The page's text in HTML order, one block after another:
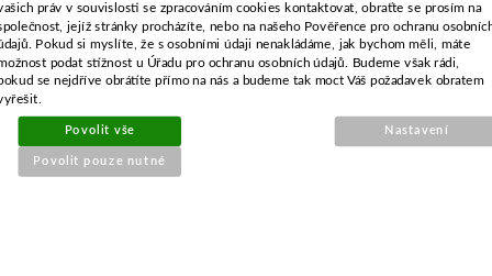
výška filtru-53 mm
MTD, Craftsman, Huskee, Troy Bilt, Cub Cadet,
Murray, Yard Machines, Yard Man, Troy-Bilt
LONCIN 100004088-0001
práv v souvislosti se zpracováním cookies kontaktovat, obraťte se prosím na
jejíž stránky procházíte, nebo na našeho Pověřence pro ochranu
Pokud si myslíte, že s osobními údaji nenakládáme, jak bychom měli, máte
podat stížnost u Úřadu pro ochranu osobních údajů. Budeme však rádi,
se nejdříve obrátíte přímo na nás a budeme tak moct Váš požadavek obratem
Povolit vše
Povolit pouze nutné
Nastavení